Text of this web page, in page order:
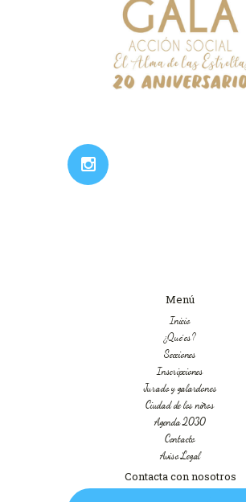
Menú
Inicio
¿Qué es?
Secciones
Inscripciones
Jurado y galardones
Ciudad de los niños
Agenda 2030
Contacto
Aviso Legal
Contacta con nosotros